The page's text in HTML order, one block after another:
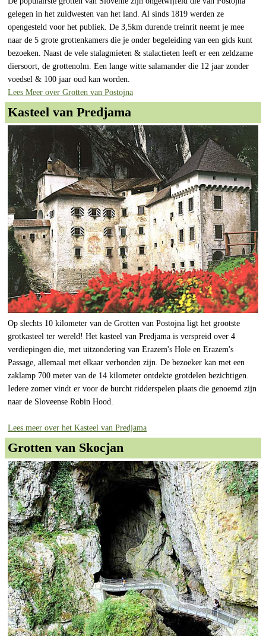
gelegen in het zuidwesten van het land. Al sinds 1819 werden ze
opengesteld voor het publiek. De 3,5km durende treinrit neemt je mee
naar de 5 grote grottenkamers die je onder begeleiding van een gids kunt
bezoeken. Naast de vele stalagmieten & stalactieten leeft er een zeldzame
diersoort, de grottenolm. Een lange witte salamander die 12 jaar zonder
voedsel & 100 jaar oud kan worden.
Lees Meer over Grotten van Postojna
Kasteel van Predjama
Op slechts 10 kilometer van de Grotten van Postojna ligt het grootste
grotkasteel ter wereld! Het kasteel van Predjama is verspreid over 4
verdiepingen die, met uitzondering van Erazem's Hole en Erazem's
Passage, allemaal met elkaar verbonden zijn. De bezoeker kan met een
zaklamp 700 meter van de 14 kilometer ontdekte grotdelen bezichtigen.
Iedere zomer vindt er voor de burcht ridderspelen plaats die genoemd zijn
naar de Sloveense Robin Hood.
Lees meer over het Kasteel van Predjama
Grotten van Skocjan